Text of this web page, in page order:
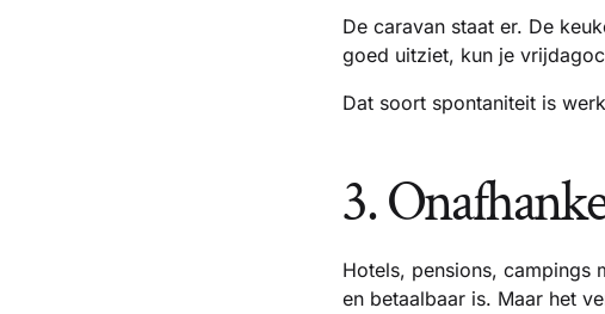
De caravan staat er. De
goed uitziet, kun je
Dat soort spontaniteit is
3.
Hotels, pensions, campings
en betaalbaar is. Maar het